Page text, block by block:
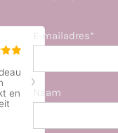
E-mailadres*
Naam